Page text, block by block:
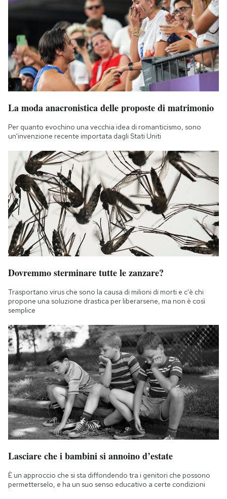
La moda anacronistica delle proposte di matrimonio
Per quanto evochino una vecchia idea di romanticismo, sono
un'invenzione recente importata dagli Stati Uniti
Dovremmo sterminare tutte le zanzare?
Trasportano virus che sono la causa di milioni di morti e c'è chi
propone una soluzione drastica per liberarsene, ma non è così
semplice
Lasciare che i bambini si annoino d’estate
È un approccio che si sta diffondendo tra i genitori che possono
permetterselo, e ha un suo senso educativo a certe condizioni